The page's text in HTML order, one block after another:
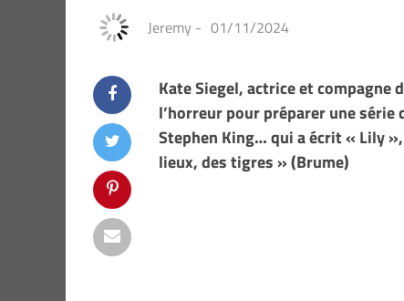
Jeremy - 01/11/2024
Kate Siegel, actrice et compagne
l’horreur pour préparer une
Stephen King… qui a écrit « Lily
lieux, des tigres » (Brume)